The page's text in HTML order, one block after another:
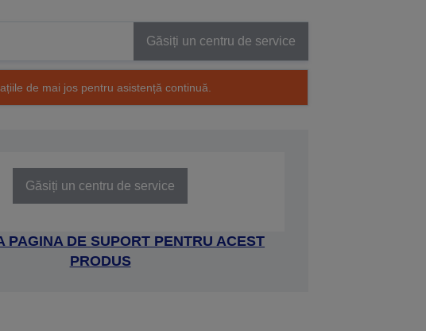
Găsiți un centru de service
de mai jos pentru asistență continuă.
Găsiți un centru de service
PAGINA DE SUPORT PENTRU ACEST
PRODUS